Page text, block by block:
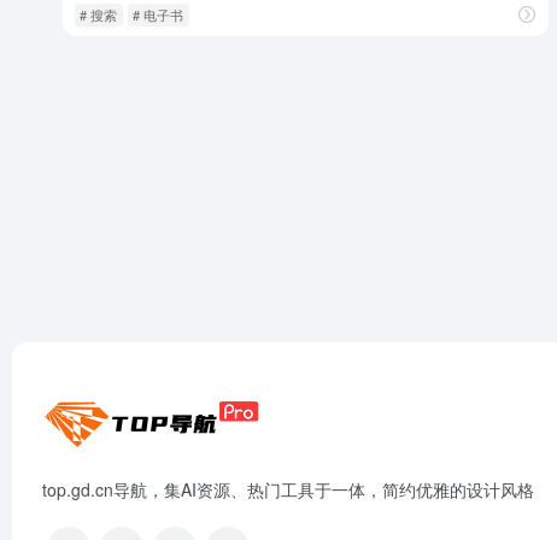
# 搜索 # 电子书
top.gd.cn导航，集AI资源、热门工具于一体，简约优雅的设计风格